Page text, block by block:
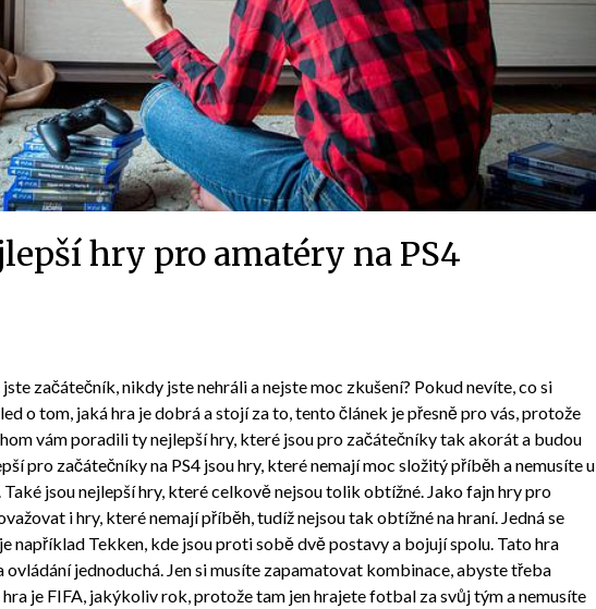
hry pro amatéry na PS4
začátečník, nikdy jste nehráli a nejste moc zkušení? Pokud nevíte, co si
o tom, jaká hra je dobrá a stojí za to, tento článek je přesně pro vás, protože
vám poradili ty nejlepší hry, které jsou pro začátečníky tak akorát a budou
pro začátečníky na PS4 jsou hry, které nemají moc složitý příběh a nemusíte u
jsou nejlepší hry, které celkově nejsou tolik obtížné. Jako fajn hry pro
i hry, které nemají příběh, tudíž nejsou tak obtížné na hraní. Jedná se
například Tekken, kde jsou proti sobě dvě postavy a bojují spolu. Tato hra
ovládání jednoduchá. Jen si musíte zapamatovat kombinace, abyste třeba
je FIFA, jakýkoliv rok, protože tam jen hrajete fotbal za svůj tým a nemusíte